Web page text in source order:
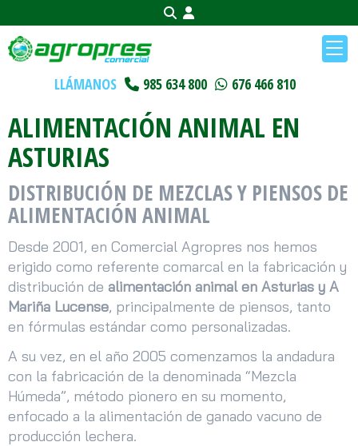
LLÁMANOS 985 634 800 676 466 810
ALIMENTACIÓN ANIMAL EN
ASTURIAS
DISTRIBUCIÓN DE MEZCLAS Y PIENSOS DE
ALIMENTACIÓN ANIMAL
Desde 2001, en Comercial Agropres nos hemos
erigido como referente comarcal en la fabricación y
distribución de alimentación animal en Asturias y A
Mariña Lucense, principalmente de piensos, tanto
en fórmulas estándar como personalizadas.
A su vez, en el año 2005 comenzamos la andadura
con la fabricación de la denominada “Mezcla
Húmeda”, método pionero en su momento,
enfocado a la alimentación de ganado vacuno de
producción lechera.